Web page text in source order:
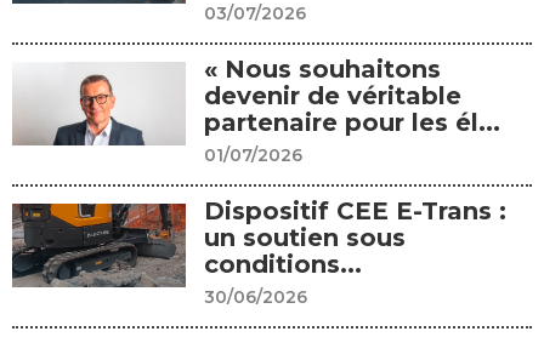
03/07/2026
« Nous souhaitons
devenir de véritable
partenaire pour les él...
01/07/2026
Dispositif CEE E-Trans :
un soutien sous
conditions...
30/06/2026